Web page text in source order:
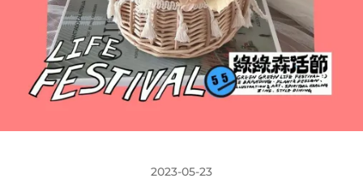
2023-05-23